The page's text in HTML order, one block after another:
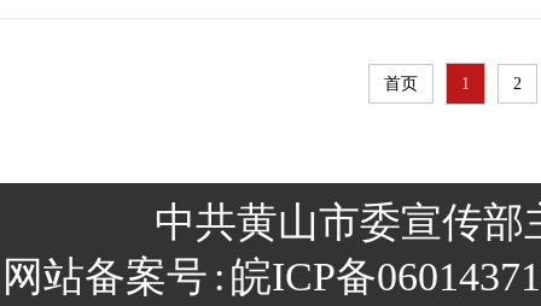
首页 1 2
中共黄山市委宣传部
网站备案号 : 皖ICP备